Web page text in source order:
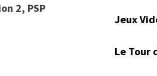
2, PSP
Jeux
Le Tour